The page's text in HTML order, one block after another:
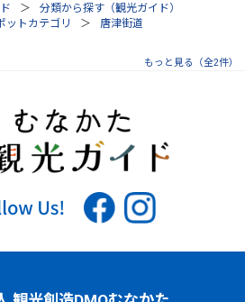
分類から探す（観光ガイド）
ットカテゴリ
唐津街道
もっと見る（全2件）